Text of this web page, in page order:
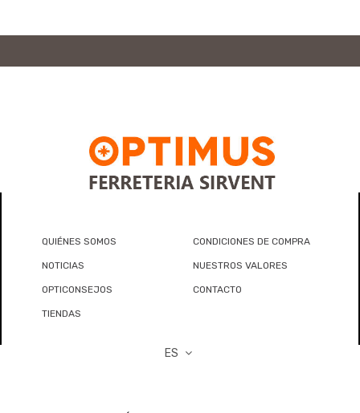
QUIÉNES SOMOS CONDICIONES DE COMPRA
NOTICIAS NUESTROS VALORES
OPTICONSEJOS CONTACTO
TIENDAS
ES